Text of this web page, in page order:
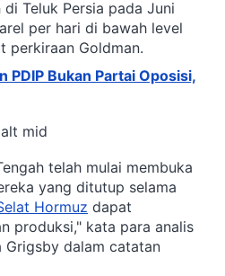
di Teluk Persia pada Juni
per hari di bawah level
perkiraan Goldman.
PDIP Bukan Partai Oposisi,
alt mid
telah mulai membuka
yang ditutup selama
Hormuz dapat
produksi," kata para analis
Grigsby dalam catatan